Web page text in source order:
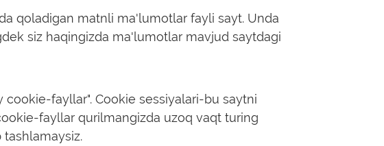
qoladigan matnli ma'lumotlar fayli sayt. Unda
siz haqingizda ma'lumotlar mavjud saytdagi
cookie-fayllar". Cookie sessiyalari-bu saytni
fayllar qurilmangizda uzoq vaqt turing